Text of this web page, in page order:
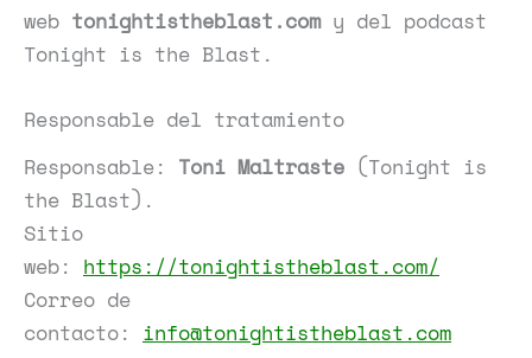
web tonightistheblast.comy del podcast
Tonight is the Blast.
Responsable del tratamiento
Responsable: Toni Maltraste (Tonight is
the Blast).
Sitio
web: https://tonightistheblast.com/
Correo de
contacto: info@tonightistheblast.com